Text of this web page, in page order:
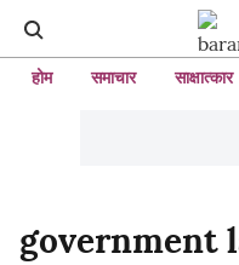
होम समाचार साक्षात्कार
government